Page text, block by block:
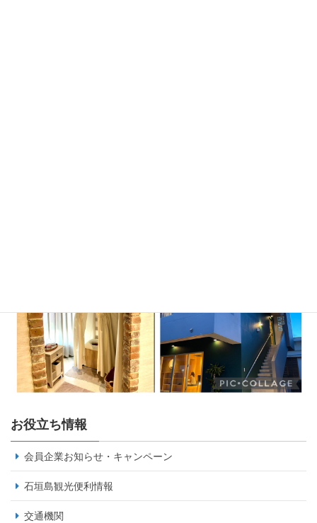
お役立ち情報
会員企業お知らせ・キャンペーン
石垣島観光便利情報
交通機関